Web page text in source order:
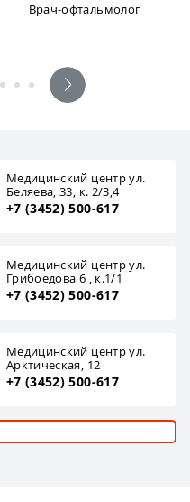
Врач-офтальмолог
Медицинский центр ул.
Беляева, 33, к. 2/3,4
+7 (3452) 500-617
Медицинский центр ул.
Грибоедова 6 , к.1/1
+7 (3452) 500-617
Медицинский центр ул.
Арктическая, 12
+7 (3452) 500-617